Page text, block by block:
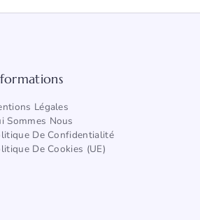
Légales
Sommes Nous
De Confidentialité
De Cookies (UE)